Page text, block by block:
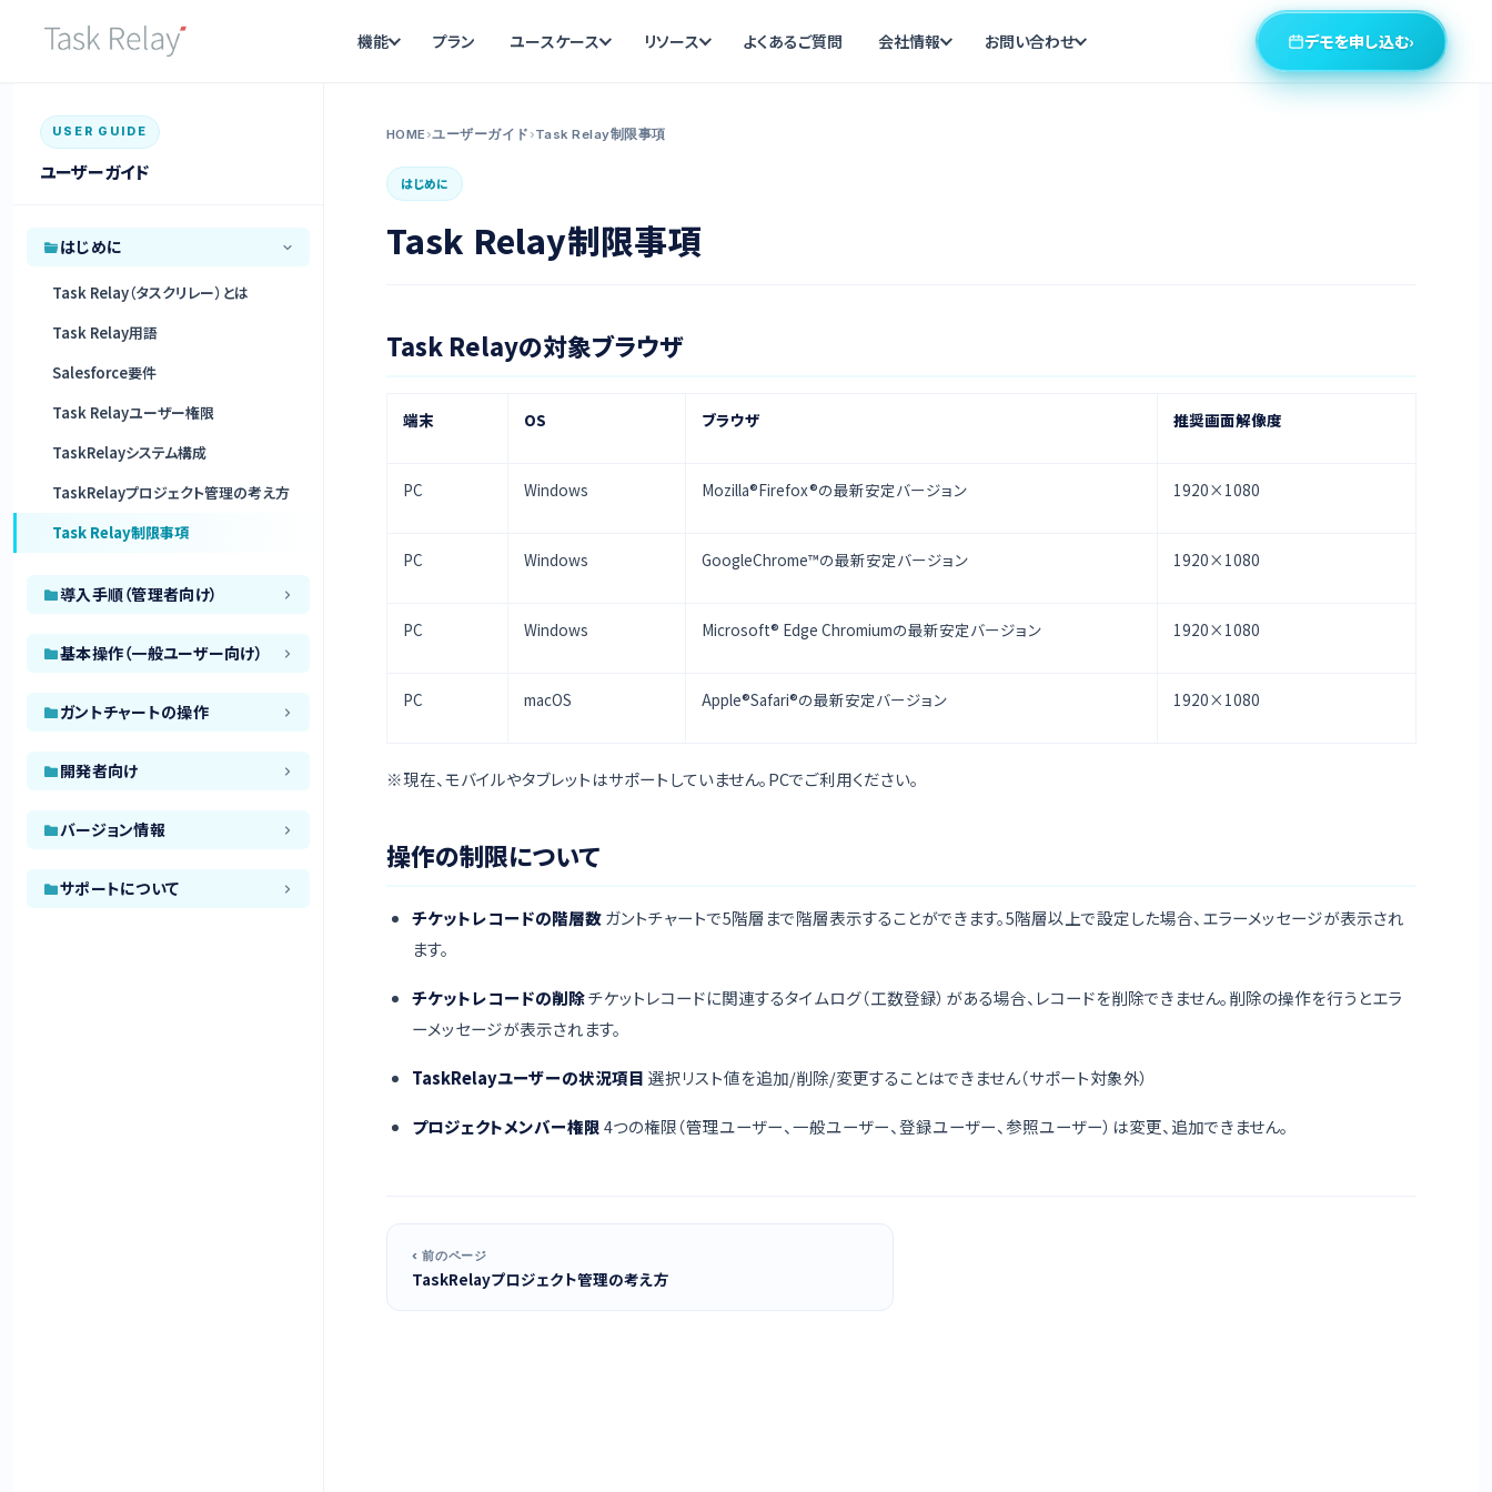
機能 プラン ユースケース リソース よくあるご質問 会社情報 お問い合わせ デモを申し込む›
USER GUIDE
ユーザーガイド
はじめに
Task Relay（タスクリレー）とは
Task Relay用語
Salesforce要件
Task Relayユーザー権限
TaskRelayシステム構成
TaskRelayプロジェクト管理の考え方
Task Relay制限事項
導入手順（管理者向け）
基本操作（一般ユーザー向け）
ガントチャートの操作
開発者向け
バージョン情報
サポートについて
HOME ›ユーザーガイド ›Task Relay制限事項
はじめに
Task Relay制限事項
Task Relayの対象ブラウザ
端末 OS ブラウザ 推奨画面解像度
PC Windows Mozilla®Firefox®の最新安定バージョン 1920×1080
PC Windows GoogleChrome™の最新安定バージョン 1920×1080
PC Windows Microsoft® Edge Chromiumの最新安定バージョン 1920×1080
PC macOS Apple®Safari®の最新安定バージョン 1920×1080
※現在、モバイルやタブレットはサポートしていません。PCでご利用ください。
操作の制限について
チケットレコードの階層数ガントチャートで5階層まで階層表示することができます。5階層以上で設定した場合、エラーメッセージが表示され
ます。
チケットレコードの削除チケットレコードに関連するタイムログ（工数登録）がある場合、レコードを削除できません。削除の操作を行うとエラ
ーメッセージが表示されます。
TaskRelayユーザーの状況項目 選択リスト値を追加/削除/変更することはできません（サポート対象外）
プロジェクトメンバー権限4つの権限（管理ユーザー、一般ユーザー、登録ユーザー、参照ユーザー）は変更、追加できません。
‹ 前のページ
TaskRelayプロジェクト管理の考え方